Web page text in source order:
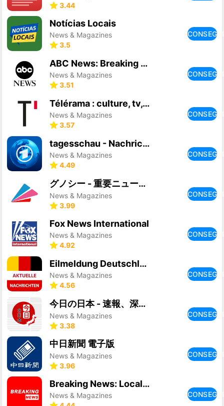
3.44
Notícias Locais
News & Magazines
3.5
ABC News: Breaking News Live
News & Magazines
3.51
Télérama : culture, tv, cinéma
News & Magazines
3.57
tagesschau - Nachrichten
News & Magazines
4.49
グノシー - 重要ニュースを逃さない、定番ニュースアプリ
News & Magazines
3.99
Fox News International
News & Magazines
4.92
Eilmeldung Deutschland
News & Magazines
4.56
今日の日本 - 速報、深読み、全ての日本ニュース
News & Magazines
3.38
中日新聞 電子版
News & Magazines
3.96
Breaking News: Local & Alerts
News & Magazines